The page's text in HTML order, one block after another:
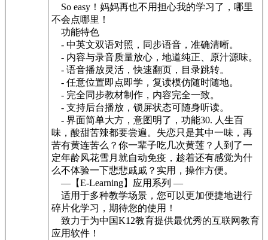
So easy！妈妈再也不用担心我的学习了，哪里
不会点哪里！
功能特色
- 中英文双语对照，同步语音，准确清晰。
- 内容与录音质量放心，地道纯正、原汁源味。
- 语音播放灵活，快速翻页，目录跳转。
- 任意位置即点即学，复读模仿随时随地。
- 完全同步教材制作，内容完全一致。
- 支持后台播放，锁屏状态可随身听读。
- 界面简单大方，意图明了，功能30. 人生百
味，酸甜苦辣都要尝遍。失恋只是其中一味，再
苦有黄连苦么？你一辈子吃几次黄莲？人到了一
定年龄风花雪月就自动免疫，趁着还有感觉为什
么不体验一下悲悲戚戚？实用，操作方便。
—【E-Learning】应用系列 —
适用于多种教学场景，您可以更加便捷地进行
碎片化学习，期待您的使用！
致力于为中国K12教育提供最优秀的互联网教育
应用软件！